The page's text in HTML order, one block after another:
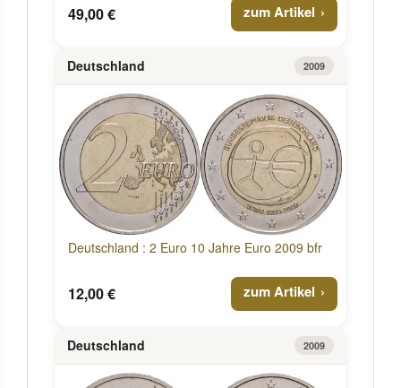
49,00 € zum Artikel
Deutschland 2009
Deutschland : 2 Euro 10 Jahre Euro 2009 bfr
12,00 € zum Artikel
Deutschland 2009